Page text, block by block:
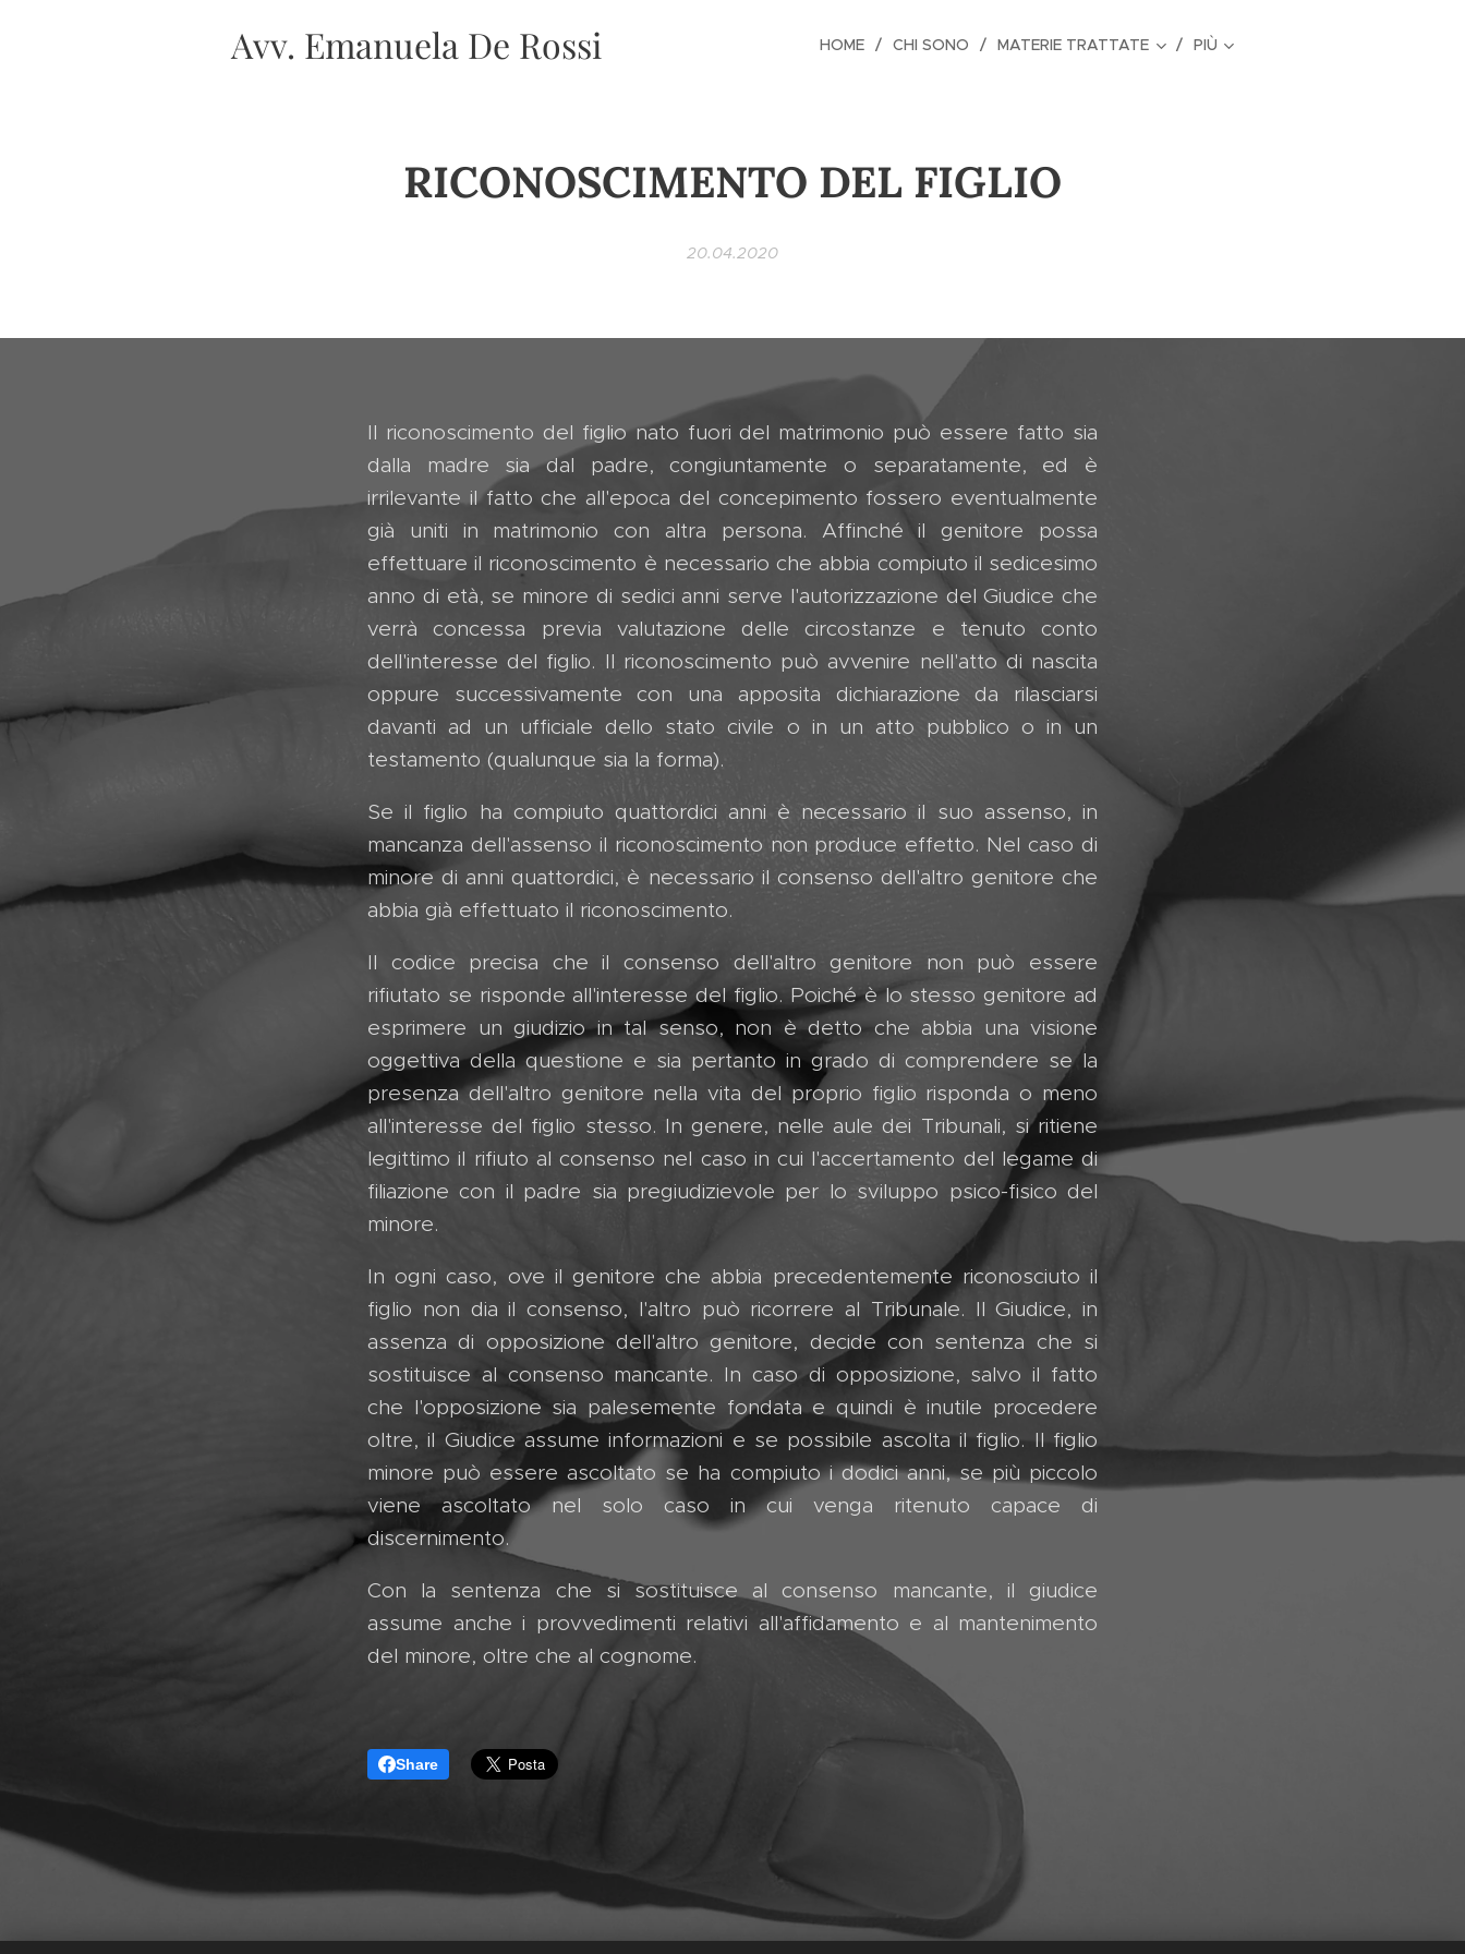
Avv. Emanuela De Rossi HOME CHI SONO MATERIE TRATTATE PIÙ
RICONOSCIMENTO DEL FIGLIO
20.04.2020
Il riconoscimento del figlio nato fuori del matrimonio può essere fatto sia
dalla madre sia dal padre, congiuntamente o separatamente, ed è
irrilevante il fatto che all'epoca del concepimento fossero eventualmente
già uniti in matrimonio con altra persona. Affinché il genitore possa
effettuare il riconoscimento è necessario che abbia compiuto il sedicesimo
anno di età, se minore di sedici anni serve l'autorizzazione del Giudice che
verrà concessa previa valutazione delle circostanze e tenuto conto
dell'interesse del figlio. Il riconoscimento può avvenire nell'atto di nascita
oppure successivamente con una apposita dichiarazione da rilasciarsi
davanti ad un ufficiale dello stato civile o in un atto pubblico o in un
testamento (qualunque sia la forma).
Se il figlio ha compiuto quattordici anni è necessario il suo assenso, in
mancanza dell'assenso il riconoscimento non produce effetto. Nel caso di
minore di anni quattordici, è necessario il consenso dell'altro genitore che
abbia già effettuato il riconoscimento.
Il codice precisa che il consenso dell'altro genitore non può essere
rifiutato se risponde all'interesse del figlio. Poiché è lo stesso genitore ad
esprimere un giudizio in tal senso, non è detto che abbia una visione
oggettiva della questione e sia pertanto in grado di comprendere se la
presenza dell'altro genitore nella vita del proprio figlio risponda o meno
all'interesse del figlio stesso. In genere, nelle aule dei Tribunali, si ritiene
legittimo il rifiuto al consenso nel caso in cui l'accertamento del legame di
filiazione con il padre sia pregiudizievole per lo sviluppo psico-fisico del
minore.
In ogni caso, ove il genitore che abbia precedentemente riconosciuto il
figlio non dia il consenso, l'altro può ricorrere al Tribunale. Il Giudice, in
assenza di opposizione dell'altro genitore, decide con sentenza che si
sostituisce al consenso mancante. In caso di opposizione, salvo il fatto
che l'opposizione sia palesemente fondata e quindi è inutile procedere
oltre, il Giudice assume informazioni e se possibile ascolta il figlio. Il figlio
minore può essere ascoltato se ha compiuto i dodici anni, se più piccolo
viene ascoltato nel solo caso in cui venga ritenuto capace di
discernimento.
Con la sentenza che si sostituisce al consenso mancante, il giudice
assume anche i provvedimenti relativi all'affidamento e al mantenimento
del minore, oltre che al cognome.
Share